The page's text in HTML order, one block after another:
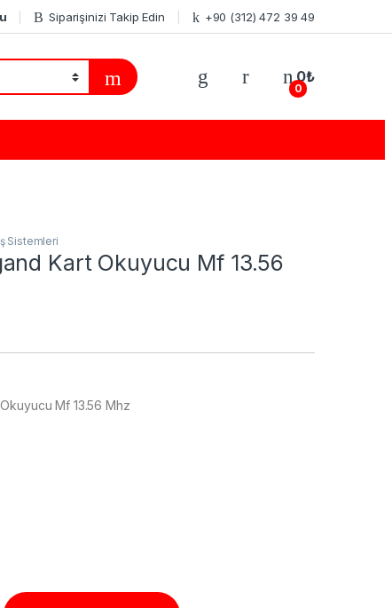
Siparişinizi Takip Edin +90 (312) 472 39 49
0
0₺
Sistemleri
Kart Okuyucu Mf 13.56
Mf 13.56 Mhz
Okuyucu Mf 13.56 Mhz quantity